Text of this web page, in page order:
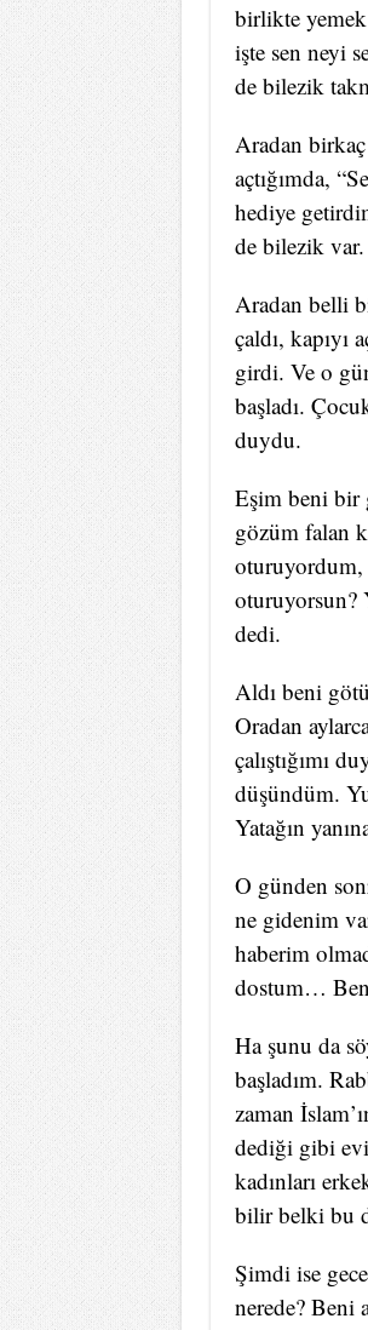
birlikte
işte sen neyi
de bilezik
Aradan
açtığımda,
hediye
de bilezik
Aradan belli
çaldı, kapıyı
girdi. Ve o
başladı.
duydu.
Eşim beni bir
gözüm falan
oturuyordum,
oturuyorsun?
dedi.
Aldı beni
Oradan
çalıştığımı
düşündüm.
Yatağın
O günden
ne gidenim
haberim
dostum…
Ha şunu da
başladım.
zaman
dediği gibi
kadınları
bilir belki bu
Şimdi ise
nerede? Beni